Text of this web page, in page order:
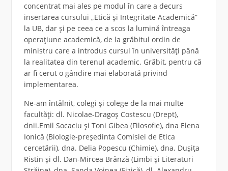
concentrat mai ales pe modul în care a decurs
insertarea cursului „Etică și Integritate Academică”
la UB, dar și pe ceea ce a scos la lumină întreaga
operațiune academică, de la grăbitul ordin de
ministru care a introdus cursul în universități până
la realitatea din terenul academic. Grăbit, pentru că
ar fi cerut o gândire mai elaborată privind
implementarea.
Ne-am întâlnit, colegi și colege de la mai multe
facultăți: dl. Nicolae-Dragoș Costescu (Drept),
dnii.Emil Socaciu și Toni Gibea (Filosofie), dna Elena
Ionică (Biologie-președinta Comisiei de Etica
cercetării), dna. Delia Popescu (Chimie), dna. Dușița
Ristin și dl. Dan-Mircea Brânză (Limbi și Literaturi